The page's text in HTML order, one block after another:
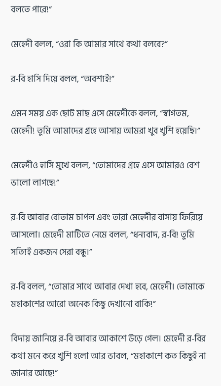
বলতে পারে!”
মেহেদী বলল, “ওরা কি আমার সাথে কথা বলবে?”
র-বি হাসি দিয়ে বলল, “অবশ্যই!”
এমন সময় এক ছোট মাছ এসে মেহেদীকে বলল, “স্বাগতম,
মেহেদী! তুমি আমাদের গ্রহে আসায় আমরা খুব খুশি হয়েছি।”
মেহেদীও হাসি মুখে বলল, “তোমাদের গ্রহে এসে আমারও বেশ
ভালো লাগছে!”
র-বি আবার বোতাম চাপল এবং তারা মেহেদীর বাসায় ফিরিয়ে
আসলো। মেহেদী মাটিতে নেমে বলল, “ধন্যবাদ, র-বি! তুমি
সত্যিই একজন সেরা বন্ধু।”
র-বি বলল, “তোমার সাথে আবার দেখা হবে, মেহেদী। তোমাকে
মহাকাশের আরো অনেক কিছু দেখানো বাকি!”
বিদায় জানিয়ে র-বি আবার আকাশে উড়ে গেল। মেহেদী র-বির
কথা মনে করে খুশি হলো আর ভাবল, “মহাকাশে কত কিছুই না
জানার আছে!”